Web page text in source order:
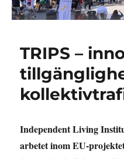
TRIPS –
Independent Living
arbetet inom EU-